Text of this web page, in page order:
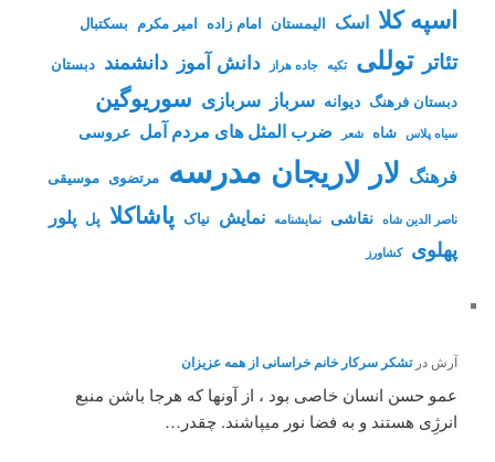
اسپه کلا اسک الیمستان امام زاده امیر مکرم بسکتبال
تئاتر توللی تکیه جاده هراز دانش آموز دانشمند دبستان
دبستان فرهنگ دیوانه سرباز سربازی سوریوگین
سیاه پلاس شاه شعر ضرب المثل های مردم آمل عروسی
فرهنگ لار لاریجان مدرسه مرتضوی موسیقی
ناصر الدین شاه نقاشی نمايشنامه نمایش نیاک پاشاکلا پل پلور
پهلوی کشاورز
آرش درتشکر سرکار خانم خراسانی از همه عزیزان
عمو حسن انسان خاصی بود ، از آونها که هرجا باشن منبع
انرژِی هستند و به فضا نور میپاشند. چقدر…